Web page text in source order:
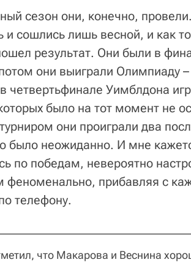
сезон они, конечно,
и сошлись лишь весной, и как
результат. Они были в
они выиграли Олимпиаду
четвертьфинале Уимблдона
было на тот момент не
они проиграли два
было неожиданно. И мне
по победам, невероятно
феноменально, прибавляя с
телефону.
что Макарова и Веснина